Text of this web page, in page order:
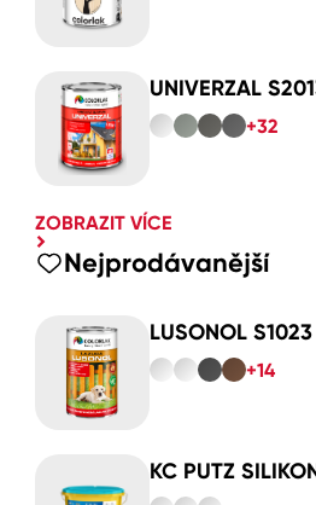
UNIVERZAL
+32
ZOBRAZIT VÍCE
Nejprodávanější
LUSONOL S1023
+14
KC PUTZ